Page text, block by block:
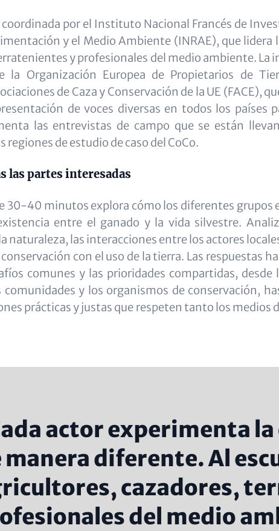
por el Instituto Nacional Francés de
y el Medio Ambiente (INRAE), que lidera
y profesionales del medio ambiente. La
la Organización Europea de Propietarios de
de Caza y Conservación de la UE (FACE),
de voces diversas en todos los países
las entrevistas de campo que se están
regiones de estudio de caso del CoCo.
las partes interesadas
30-40 minutos explora cómo los diferentes grupos
entre el ganado y la vida silvestre.
naturaleza, las interacciones entre los actores
con el uso de la tierra. Las respuestas
comunes y las prioridades compartidas, desde
y los organismos de conservación,
prácticas y justas que respeten tanto los medios
actor experimenta
manera diferente. Al
cazadores,
del medio